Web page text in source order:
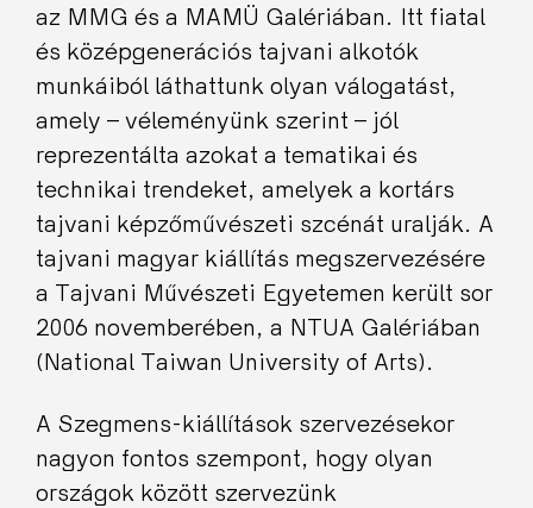
az MMG és a MAMÜ Galériában. Itt fiatal
és középgenerációs tajvani alkotók
munkáiból láthattunk olyan válogatást,
amely – véleményünk szerint – jól
reprezentálta azokat a tematikai és
technikai trendeket, amelyek a kortárs
tajvani képzőművészeti szcénát uralják. A
tajvani magyar kiállítás megszervezésére
a Tajvani Művészeti Egyetemen került sor
2006 novemberében, a NTUA Galériában
(National Taiwan University of Arts).
A Szegmens-kiállítások szervezésekor
nagyon fontos szempont, hogy olyan
országok között szervezünk